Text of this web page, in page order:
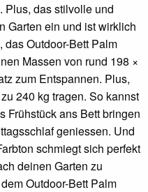
Plus, das stilvolle und
Garten ein und ist wirklich
Outdoor-Bett Palm
Massen von rund 198 ×
zum Entspannen. Plus,
240 kg tragen. So kannst
Frühstück ans Bett bringen
geniessen. Und
schmiegt sich perfekt
deinen Garten zu
Outdoor-Bett Palm